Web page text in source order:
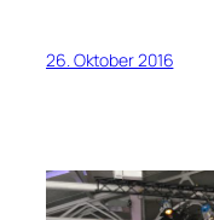
26. Oktober 2016